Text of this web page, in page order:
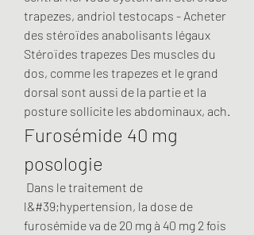
trapezes, andriol testocaps - Acheter
des stéroïdes anabolisants légaux
Stéroïdes trapezes Des muscles du
dos, comme les trapezes et le grand
dorsal sont aussi de la partie et la
Furosémide 40 mg
posologie
l&#39;hypertension, la dose de
furosémide va de 20 mg à 40 mg 2 fois